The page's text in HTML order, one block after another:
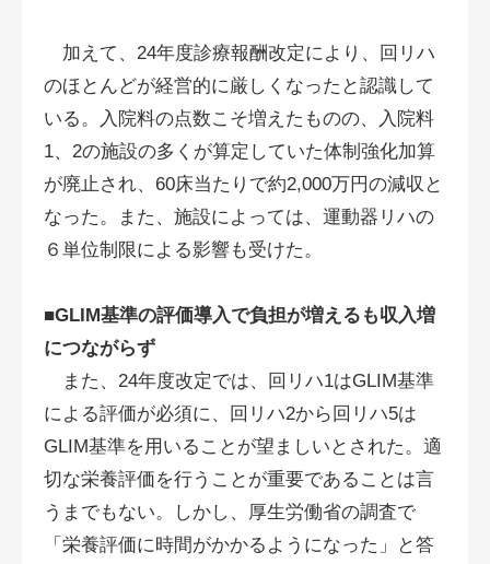
加えて、24年度診療報酬改定により、回リハ
のほとんどが経営的に厳しくなったと認識して
いる。入院料の点数こそ増えたものの、入院料
1、2の施設の多くが算定していた体制強化加算
が廃止され、60床当たりで約2,000万円の減収と
なった。また、施設によっては、運動器リハの
６単位制限による影響も受けた。
■GLIM基準の評価導入で負担が増えるも収入増
につながらず
また、24年度改定では、回リハ1はGLIM基準
による評価が必須に、回リハ2から回リハ5は
GLIM基準を用いることが望ましいとされた。適
切な栄養評価を行うことが重要であることは言
うまでもない。しかし、厚生労働省の調査で
「栄養評価に時間がかかるようになった」と答